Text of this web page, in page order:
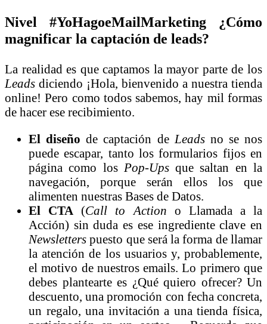
Nivel #YoHagoeMailMarketing ¿Cómo
magnificar la captación de leads?
La realidad es que captamos la mayor parte de los
Leads diciendo ¡Hola, bienvenido a nuestra tienda
online! Pero como todos sabemos, hay mil formas
de hacer ese recibimiento.
El diseño de captación de Leadsno se nos
puede escapar, tanto los formularios fijos en
página como los Pop-Upsque saltan en la
navegación, porque serán ellos los que
alimenten nuestras Bases de Datos.
El CTA (Call to Action o Llamada a la
Acción) sin duda es ese ingrediente clave en
Newsletters puesto que será la forma de llamar
la atención de los usuarios y, probablemente,
el motivo de nuestros emails. Lo primero que
debes plantearte es ¿Qué quiero ofrecer? Un
descuento, una promoción con fecha concreta,
un regalo, una invitación a una tienda física,